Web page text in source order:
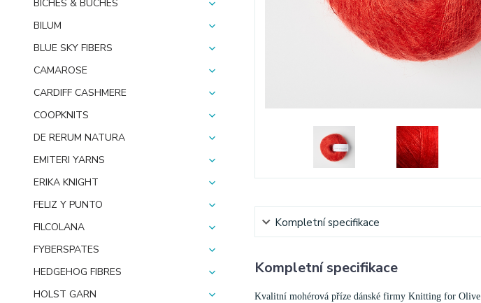
BICHES & BÛCHES
BILUM
BLUE SKY FIBERS
CAMAROSE
CARDIFF CASHMERE
COOPKNITS
DE RERUM NATURA
EMITERI YARNS
ERIKA KNIGHT
FELIZ Y PUNTO
FILCOLANA
FYBERSPATES
HEDGEHOG FIBRES
HOLST GARN
Kompletní specifikace
Kompletní specifikace
Kvalitní mohérová příze dánské firmy Knitting for Olive.